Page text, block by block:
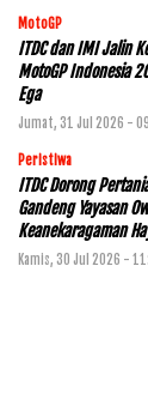
MotoGP
ITDC dan IMI Jalin
MotoGP Indonesia
Ega
Jumat, 31 Jul 2026 -
Peristiwa
ITDC Dorong
Gandeng Yayasan
Keanekaragaman
Kamis, 30 Jul 2026 -